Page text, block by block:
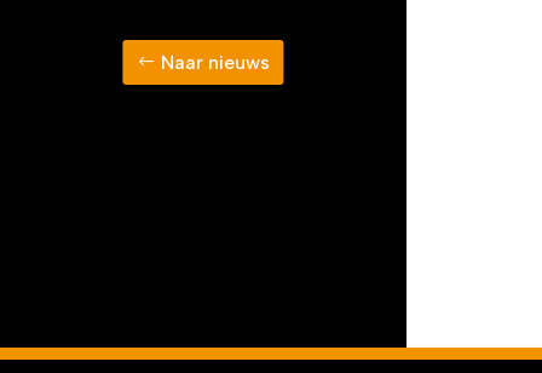
Naar nieuws